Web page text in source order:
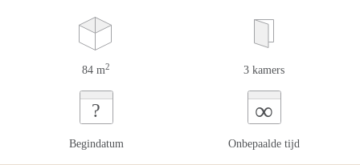
84 m2 3 kamers
?
Begindatum
∞
Onbepaalde tijd